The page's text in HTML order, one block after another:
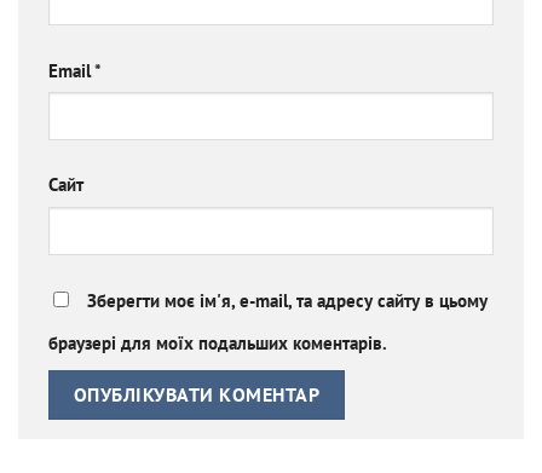
Email*
Сайт
Зберегти моє ім'я, e-mail, та адресу сайту в цьому
браузері для моїх подальших коментарів.